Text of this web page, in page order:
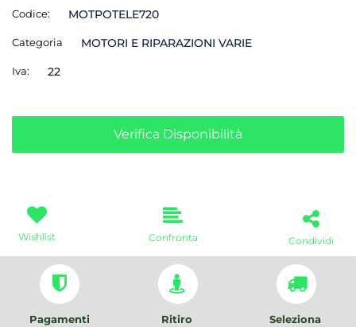
Codice: MOTPOTELE720
Categoria MOTORI E RIPARAZIONI VARIE
Iva: 22
Verifica Disponibilità
Wishlist Confronta Condividi
Pagamenti
Ritiro
Seleziona